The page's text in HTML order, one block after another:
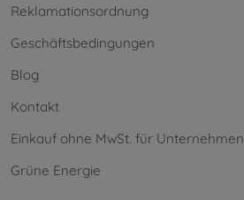
Reklamationsordnung
Geschäftsbedingungen
Blog
Kontakt
Einkauf ohne MwSt. für Unternehmen
Grüne Energie